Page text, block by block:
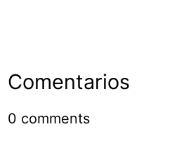
Comentarios
0 comments